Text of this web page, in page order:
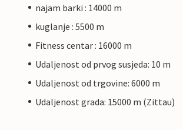
najam barki : 14000 m
kuglanje : 5500 m
Fitness centar : 16000 m
Udaljenost od prvog susjeda: 10 m
Udaljenost od trgovine: 6000 m
Udaljenost grada: 15000 m (Zittau)